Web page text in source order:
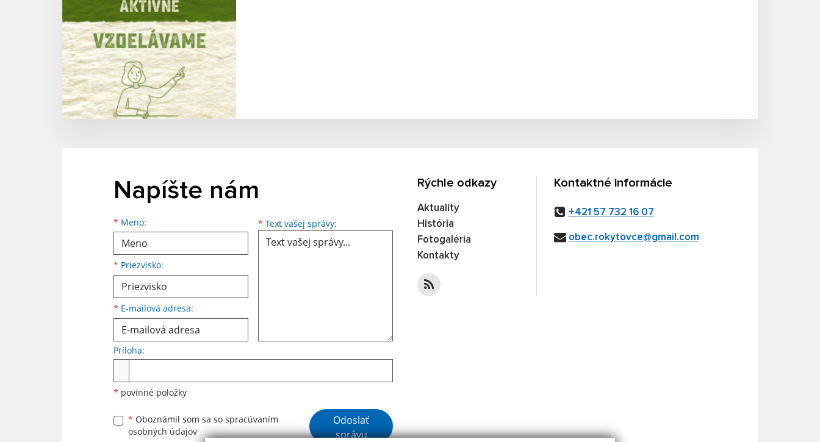
Napíšte nám
* Meno:
Meno
* Priezvisko:
Priezvisko
* E-mailová adresa:
E-mailová adresa * Text vašej správy: Text vašej správy...
Príloha:
* povinné položky
* Oboznámil som sa so spracúvaním
osobných údajov
Google reCaptcha Response
Odoslať
správu
Rýchle odkazy
Aktuality
História
Fotogaléria
Kontakty
Kontaktné informácie
+421 57 732 16 07
obec.rokytovce@gmail.com